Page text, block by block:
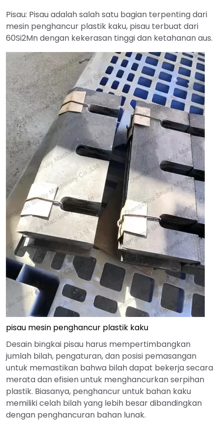
Pisau: Pisau adalah salah satu bagian terpenting dari
mesin penghancur plastik kaku, pisau terbuat dari
60Si2Mn dengan kekerasan tinggi dan ketahanan aus.
pisau mesin penghancur plastik kaku
Desain bingkai pisau harus mempertimbangkan
jumlah bilah, pengaturan, dan posisi pemasangan
untuk memastikan bahwa bilah dapat bekerja secara
merata dan efisien untuk menghancurkan serpihan
plastik. Biasanya, penghancur untuk bahan kaku
memiliki celah bilah yang lebih besar dibandingkan
dengan penghancuran bahan lunak.